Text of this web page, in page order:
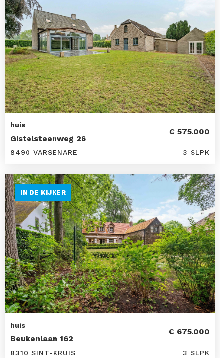
huis
Gistelsteenweg 26
€ 575.000
8490 VARSENARE 3 SLPK
IN DE KIJKER
huis
Beukenlaan 162
€ 675.000
8310 SINT-KRUIS 3 SLPK